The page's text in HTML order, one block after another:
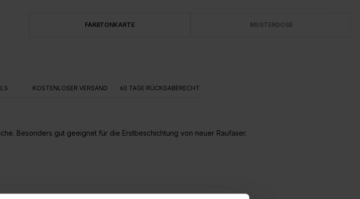
FARBTONKARTE MUSTERDOSE
KOSTENLOSER VERSAND 60 TAGE RÜCKGABERECHT
Besonders gut geeignet für die Erstbeschichtung von neuer Raufaser.